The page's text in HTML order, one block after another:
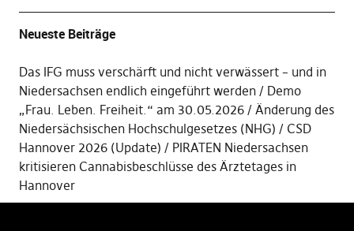
Neueste Beiträge
Das IFG muss verschärft und nicht verwässert – und in
Niedersachsen endlich eingeführt werden
Demo
„Frau. Leben. Freiheit.“ am 30.05.2026
Änderung des
Niedersächsischen Hochschulgesetzes (NHG)
CSD
Hannover 2026 (Update)
PIRATEN Niedersachsen
kritisieren Cannabisbeschlüsse des Ärztetages in
Hannover